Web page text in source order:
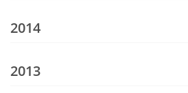
2014
2013